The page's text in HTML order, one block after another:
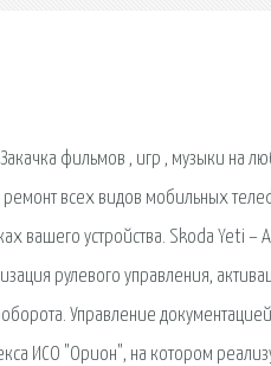
фильмов , игр , музыки на
всех видов мобильных
вашего устройства. Skoda Yeti –
рулевого управления,
Управление
ИСО "Орион", на котором